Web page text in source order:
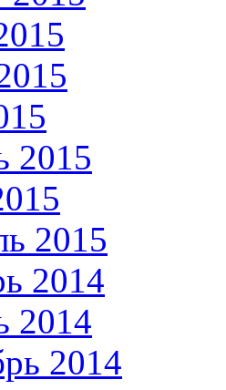
2015
2015
2014
2014
2014